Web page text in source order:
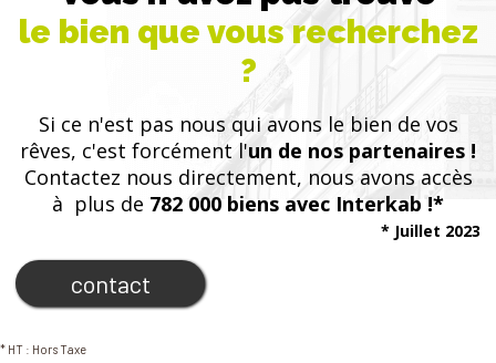
le bien que vous recherchez
?
Si ce n'est pas nous qui avons le bien de vos
rêves, c'est forcément l'un de nos partenaires !
Contactez nous directement, nous avons accès
à plus de 782 000 biens avec Interkab !*
contact
* Juillet 2023
* HT : Hors Taxe